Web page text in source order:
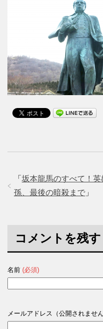
「 坂本龍馬のすべて！
孫、最後の暗殺まで 」
コメントを残す
名前 (必須)
メールアドレス（公開されませ